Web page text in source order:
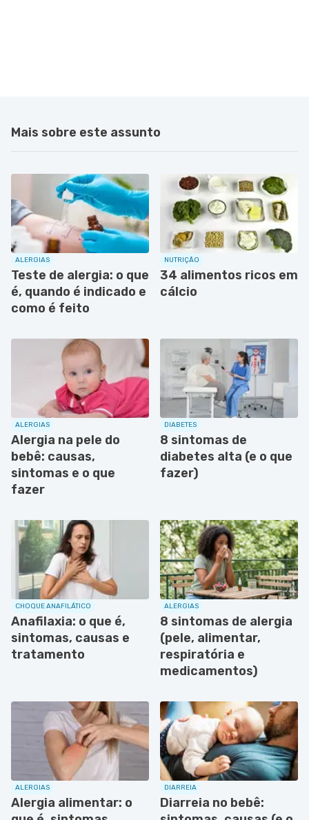
Mais sobre este assunto
ALERGIAS
Teste de alergia: o que
é, quando é indicado e
como é feito
NUTRIÇÃO
34 alimentos ricos em
cálcio
ALERGIAS
Alergia na pele do
bebê: causas,
sintomas e o que
fazer
DIABETES
8 sintomas de
diabetes alta (e o que
fazer)
CHOQUE ANAFILÁTICO
Anafilaxia: o que é,
sintomas, causas e
tratamento
ALERGIAS
8 sintomas de alergia
(pele, alimentar,
respiratória e
medicamentos)
ALERGIAS
Alergia alimentar: o
DIARREIA
Diarreia no bebê: